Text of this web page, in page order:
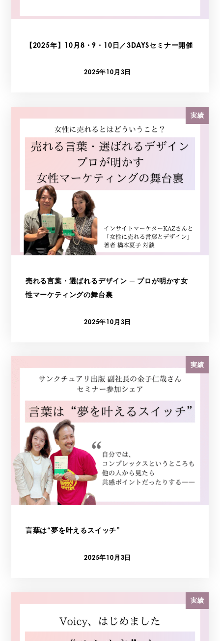
【2025年】10月8・9・10日／3DAYSセミナー開催
投稿日
2025年10月3日
実績
売れる言葉・選ばれるデザイン ─ プロが明かす女
性マーケティングの舞台裏
投稿日
2025年10月3日
実績
言葉は“夢を叶えるスイッチ”
投稿日
2025年10月3日
実績